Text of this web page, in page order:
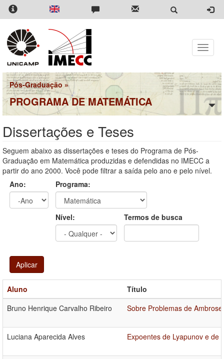
Pular
para
conteúdo
principal
Toggle
Pós-Graduação »
PROGRAMA DE MATEMÁTICA
Dissertações e Teses
Seguem abaixo as dissertações e teses do Programa de Pós-
Graduação em Matemática produzidas e defendidas no IMECC a
partir do ano 2000. Você pode filtrar a saída pelo ano e pelo nível.
Ano:
Programa:
Nível: Termos de busca
Aplicar
Aluno
Título
Bruno Henrique Carvalho Ribeiro
Sobre Problemas de
Luciana Aparecida Alves Expoentes de Lyapunov e de